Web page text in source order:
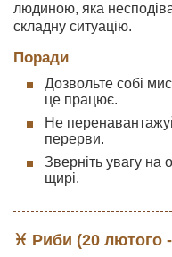
людиною, яка
складну ситуацію.
Поради
Дозвольте собі
це працює.
Не
перерви.
Зверніть увагу на
щирі.
♓ Риби (20 лютого